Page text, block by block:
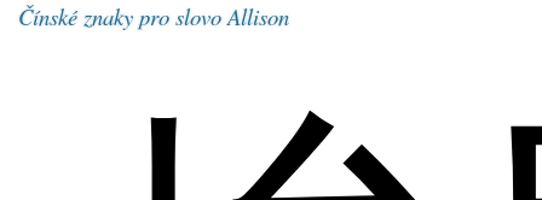
Čínské znaky pro slovo Allison